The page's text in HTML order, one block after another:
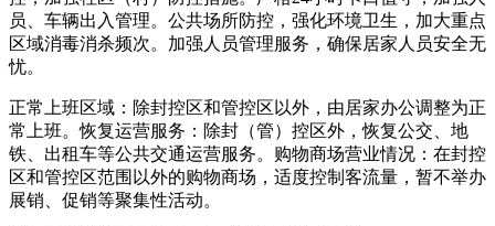
员、车辆出入管理。公共场所防控，强化环境卫生，加大重点
区域消毒消杀频次。加强人员管理服务，确保居家人员安全无
忧。
正常上班区域：除封控区和管控区以外，由居家办公调整为正
常上班。恢复运营服务：除封（管）控区外，恢复公交、地
铁、出租车等公共交通运营服务。购物商场营业情况：在封控
区和管控区范围以外的购物商场，适度控制客流量，暂不举办
展销、促销等聚集性活动。